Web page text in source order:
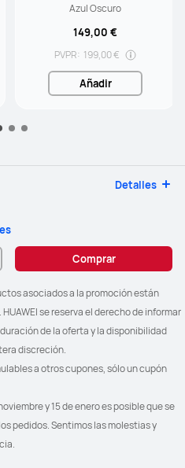
Azul Oscuro
149,00 €
PVPR: 199,00 €
Añadir
Detalles
Comprar
se reserva el derecho de informar
de la oferta y la disponibilidad
discreción.
pedidos. Sentimos las molestias y